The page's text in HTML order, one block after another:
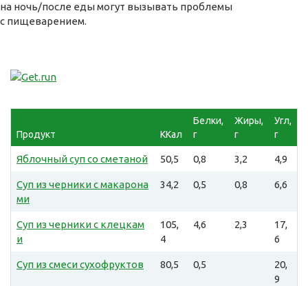
на ночь/после еды могут вызывать проблемы
с пищеварением.
Продукт ККал
Белки,
г
Жиры,
г
Угл,
г
Яблочный суп со сметаной 50,5 0,8 3,2 4,9
Суп из черники с макарона
ми
34,2 0,5 0,8 6,6
Суп из черники с клецкам
и
105,
4
4,6 2,3
17,
6
Суп из смеси сухофруктов 80,5 0,5
20,
9